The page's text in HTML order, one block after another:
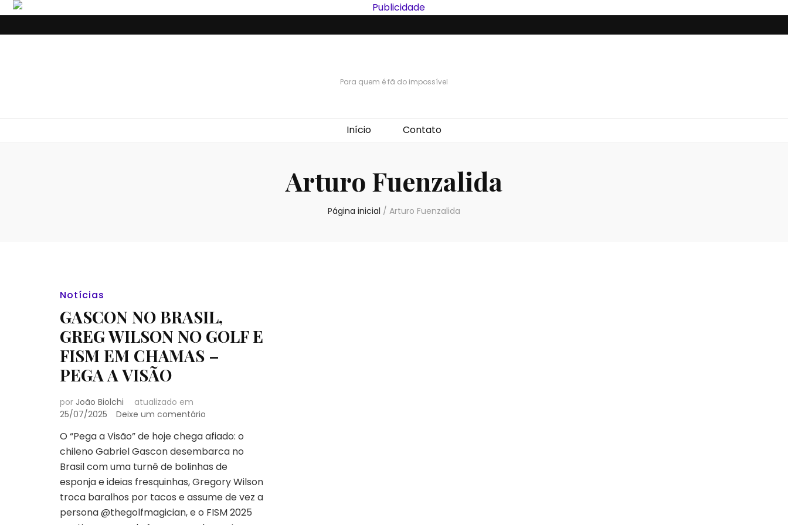
Para quem é fã do impossível
Início Contato
Arturo Fuenzalida
Página inicial / Arturo Fuenzalida
Notícias
GASCON NO BRASIL,
GREG WILSON NO GOLF E
FISM EM CHAMAS –
PEGA A VISÃO
por João Biolchi
atualizado em
25/07/2025
Deixe um comentário
NO
BRASIL,
GREG
NO
GOLF
E
O “Pega a Visão” de hoje chega afiado: o
chileno Gabriel Gascon desembarca no
Brasil com uma turnê de bolinhas de
esponja e ideias fresquinhas, Gregory Wilson
troca baralhos por tacos e assume de vez a
persona @thegolfmagician, e o FISM 2025